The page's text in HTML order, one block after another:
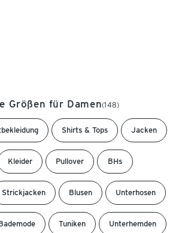
Größen für Damen(148)
Shirts & Tops Jacken
Kleider Pullover BHs
Strickjacken Blusen Unterhosen
Tuniken Unterhemden